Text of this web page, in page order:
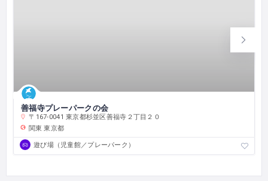
善福寺プレーパークの会
〒167-0041 東京都杉並区善福寺２丁目２０
関東 東京都
遊び場（児童館／プレーパーク）